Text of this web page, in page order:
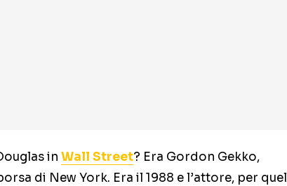
in Wall Street? Era Gordon Gekko,
di New York. Era il 1988 e l’attore, per quel